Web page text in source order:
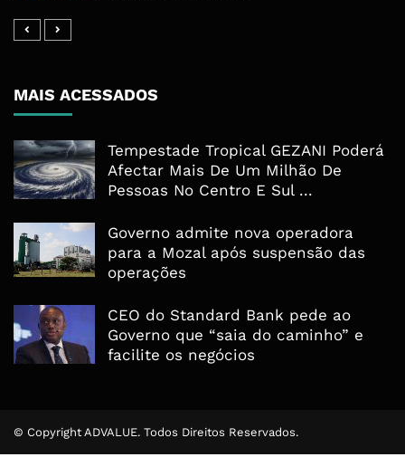
MAIS ACESSADOS
Tempestade Tropical GEZANI Poderá
Afectar Mais De Um Milhão De
Pessoas No Centro E Sul ...
Governo admite nova operadora
para a Mozal após suspensão das
operações
CEO do Standard Bank pede ao
Governo que “saia do caminho” e
facilite os negócios
© Copyright ADVALUE. Todos Direitos Reservados.